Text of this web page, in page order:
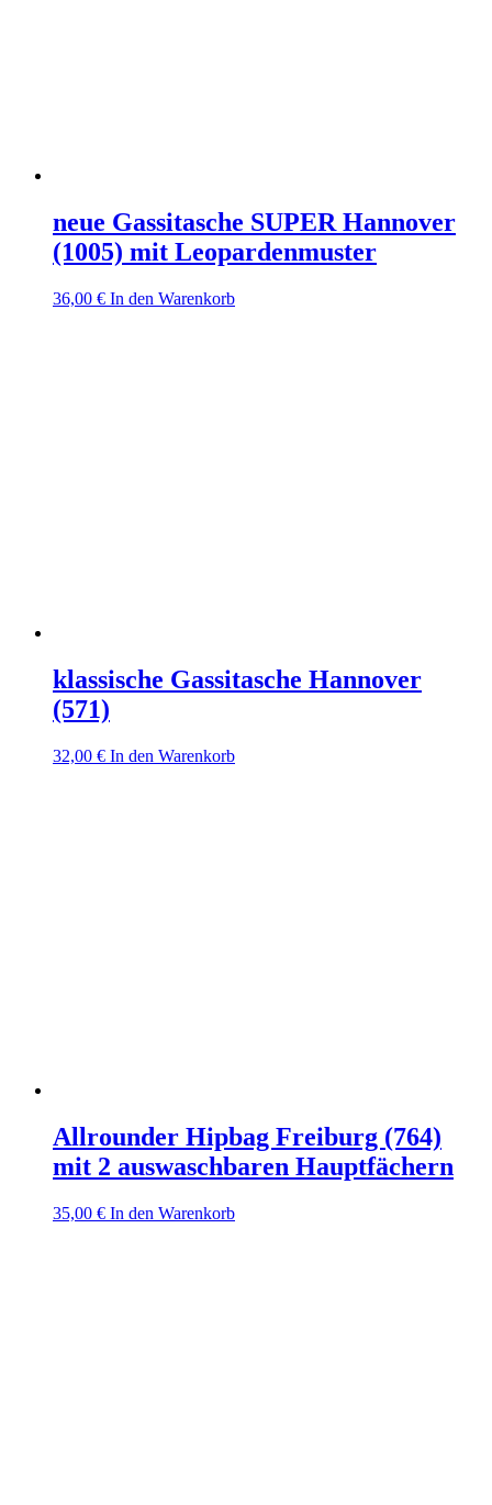
neue Gassitasche SUPER Hannover
(1005) mit Leopardenmuster
36,00 € In den Warenkorb
klassische Gassitasche Hannover
(571)
32,00 € In den Warenkorb
Allrounder Hipbag Freiburg (764)
mit 2 auswaschbaren Hauptfächern
35,00 € In den Warenkorb